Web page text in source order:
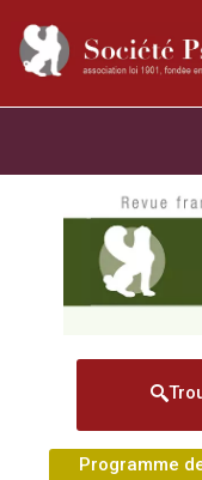
Programme